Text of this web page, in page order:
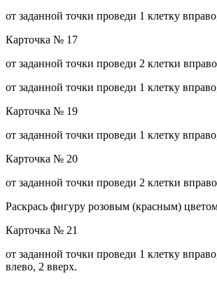
от заданной точки проведи 1 клетку
Карточка № 17
от заданной точки проведи 2 клетки
от заданной точки проведи 1 клетку
Карточка № 19
от заданной точки проведи 1 клетку
Карточка № 20
от заданной точки проведи 2 клетки
Раскрась фигуру розовым (красным)
Карточка № 21
от заданной точки проведи 1 клетку
влево, 2 вверх.